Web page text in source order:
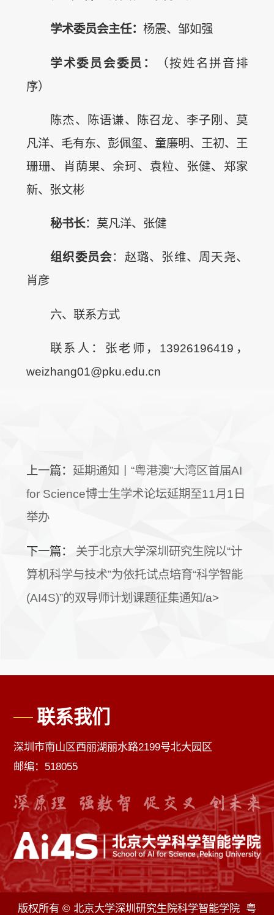
学术委员会主任：杨震、邹如强
学术委员会委员：
（按姓名拼音排
序）
陈杰、陈语谦、陈召龙、李子刚、莫
凡洋、毛有东、彭佩玺、童廉明、王初、王
珊珊、肖荫果、余珂、袁粒、张健、郑家
新、张文彬
秘书长：莫凡洋、张健
组织委员会：赵璐、张维、周天尧、
肖彦
六、联系方式
联系人：张老师，13926196419，
weizhang01@pku.edu.cn
上一篇： 延期通知丨“粤港澳”大湾区首届AI
for Science博士生学术论坛延期至11月1日
举办
下一篇：
关于北京大学深圳研究生院以“计
算机科学与技术”为依托试点培育“科学智能
(AI4S)”的双导师计划课题征集通知/a>
联系我们
深圳市南山区西丽湖丽水路2199号北大园区
邮编：518055
版权所有 © 北京大学深圳研究生院科学智能学院 粤